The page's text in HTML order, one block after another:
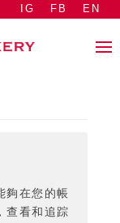
IG FB EN
夠在您的帳
查看和追踪